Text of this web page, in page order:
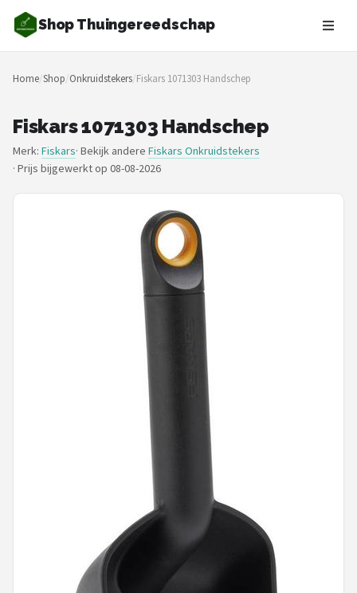
Shop Thuingereedschap
Zoeken
NAVIGATIE
Merken
Blog
Hogedrukreinigers
Talen Tools
Home/Shop/Onkruidstekers/Fiskars 1071303 Handschep
Fiskars 1071303 Handschep
Merk: Fiskars· Bekijk andere Fiskars Onkruidstekers
· Prijs bijgewerkt op 08-08-2026